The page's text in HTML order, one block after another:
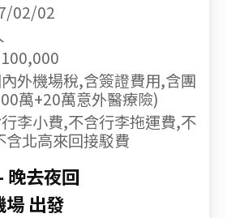
02/02
外機場稅,含簽證費用,含團
萬+20萬意外醫療險)
李小費,不含行李拖運費,不
北高來回接駁費
晚去夜回
場 出發